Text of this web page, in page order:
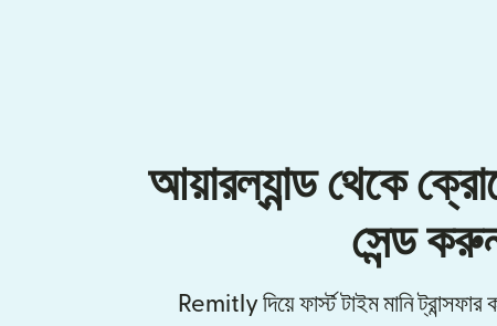
আয়ারল্যান্ড থেকে
সেন্ড
Remitly দিয়ে ফার্স্ট টাইম মানি